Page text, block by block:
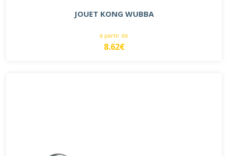
JOUET KONG WUBBA
à partir de
8.62€